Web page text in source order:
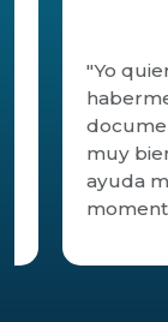
"Yo
muy
ayuda